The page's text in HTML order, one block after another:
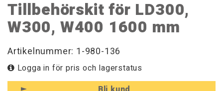
Tillbehörskit för LD300,
W300, W400 1600 mm
Artikelnummer: 1-980-136
Logga in för pris och lagerstatus